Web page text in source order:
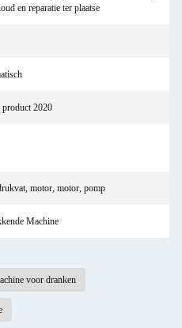
en reparatie ter plaatse
2020
motor, motor, pomp
Machine
voor dranken